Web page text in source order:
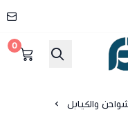
0
والكيابل